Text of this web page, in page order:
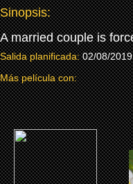
Sinopsis:
A married couple is
Salida planificada:02/08/2019
Más película con: